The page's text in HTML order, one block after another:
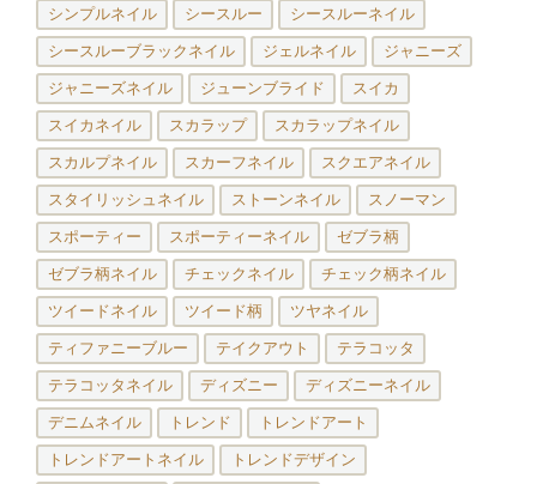
シンプルネイル シースルー シースルーネイル
シースルーブラックネイル ジェルネイル ジャニーズ
ジャニーズネイル ジューンブライド スイカ
スイカネイル スカラップ スカラップネイル
スカルプネイル スカーフネイル スクエアネイル
スタイリッシュネイル ストーンネイル スノーマン
スポーティー スポーティーネイル ゼブラ柄
ゼブラ柄ネイル チェックネイル チェック柄ネイル
ツイードネイル ツイード柄 ツヤネイル
ティファニーブルー テイクアウト テラコッタ
テラコッタネイル ディズニー ディズニーネイル
デニムネイル トレンド トレンドアート
トレンドアートネイル トレンドデザイン